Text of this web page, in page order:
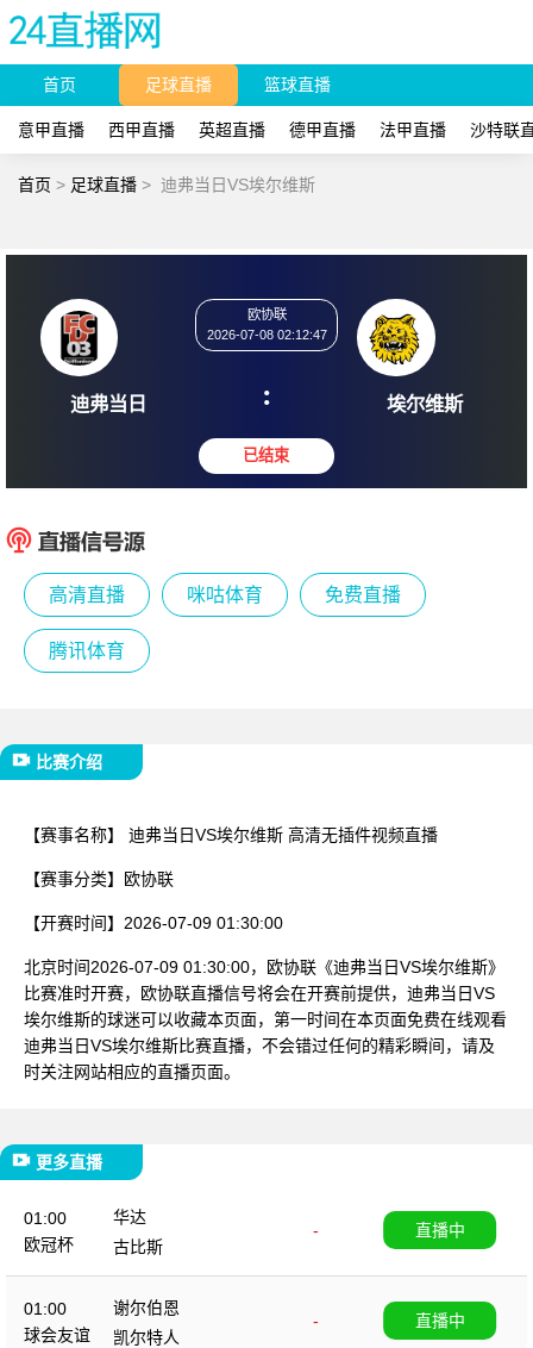
首页 足球直播 篮球直播
意甲直播 西甲直播 英超直播 德甲直播 法甲直播 沙特联
首页 > 足球直播 > 迪弗当日VS埃尔维斯
迪弗当日
2026-07-08 02:12:47
: 埃尔
高清直播 咪咕体育 免费直播
腾讯体育
比赛介绍
【赛事名称】 迪弗当日VS埃尔维斯 高清无插件视频直播
【赛事分类】 欧协联
【开赛时间】 2026-07-09 01:30:00
北京时间2026-07-09 01:30:00，欧协联《迪弗当日VS埃尔维斯》
比赛准时开赛，欧协联直播信号将会在开赛前提供，迪弗当日VS
埃尔维斯的球迷可以收藏本页面，第一时间在本页面免费在线观看
迪弗当日VS埃尔维斯比赛直播，不会错过任何的精彩瞬间，请及
时关注网站相应的直播页面。
更多直播
01:00
欧冠杯
华达
-
古比斯
直播中
01:00
球会友谊
谢尔伯恩
-
凯尔特人
直播中